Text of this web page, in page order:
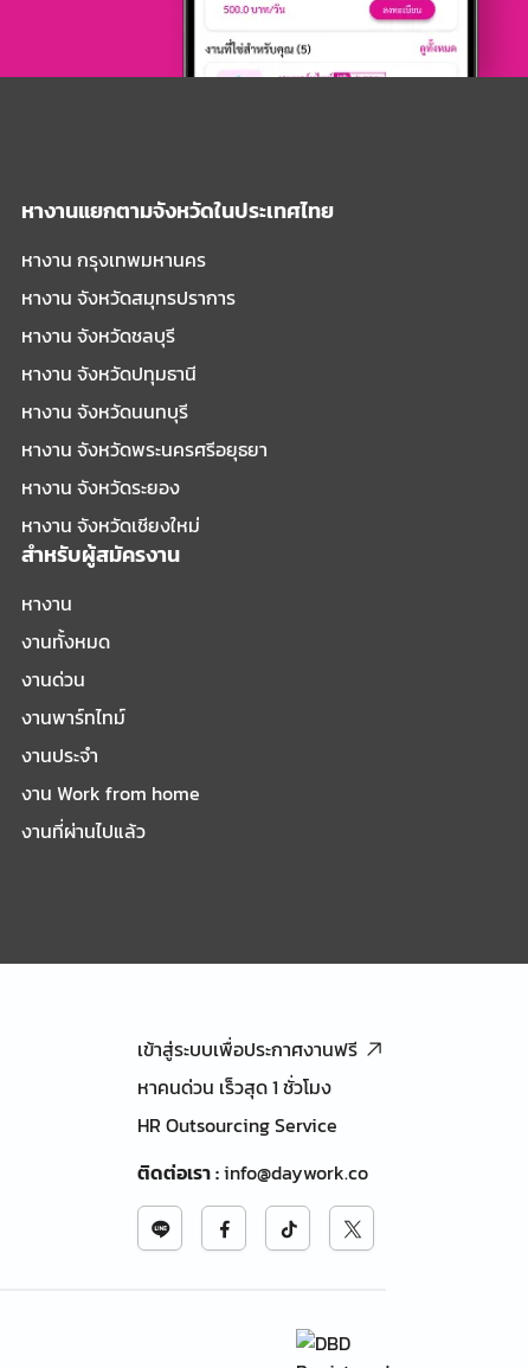
หางานแยกตามจังหวัดในประเทศไทย
หางาน กรุงเทพมหานคร
หางาน จังหวัดสมุทรปราการ
หางาน จังหวัดชลบุรี
หางาน จังหวัดปทุมธานี
หางาน จังหวัดนนทบุรี
หางาน จังหวัดพระนครศรีอยุธยา
หางาน จังหวัดระยอง
หางาน จังหวัดเชียงใหม่
สำหรับผู้สมัครงาน
หางาน
งานทั้งหมด
งานด่วน
งานพาร์ทไทม์
งานประจำ
งาน Work from home
งานที่ผ่านไปแล้ว
เข้าสู่ระบบเพื่อประกาศงานฟรี
หาคนด่วน เร็วสุด 1 ชั่วโมง
HR Outsourcing Service
ติดต่อเรา:info@daywork.co